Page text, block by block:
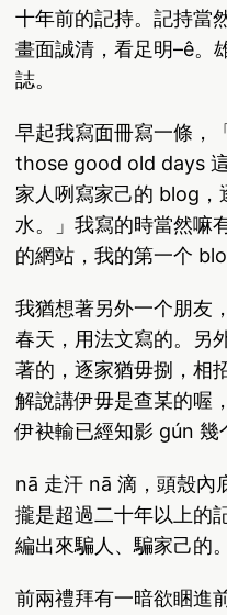
十年前的記持。記持當
畫面誠清，看足明–ê。
誌。
早起我寫面冊寫一條，
those good old days
家人咧寫家己的 blog，
水。」我寫的時當然嘛
的網站，我的第一个
我猶想著另外一个朋友
春天，用法文寫的。另
著的，逐家猶毋捌，相
解說講伊毋是查某的喔
伊袂輸已經知影 gún 幾
nā 走汗 nā 滴，頭殼
攏是超過二十年以上的
編出來騙人、騙家己的。
前兩禮拜有一暗欲睏進